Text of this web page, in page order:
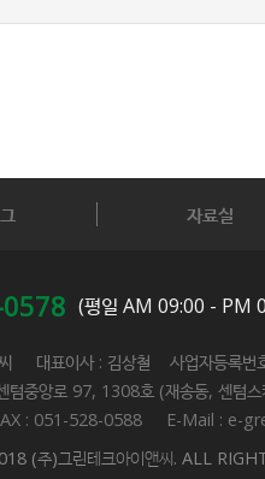
자료실
(평일 AM 09:00 - PM
씨 대표이사 : 김상철 사업자등록
텀중앙로 97, 1308호 (재송동, 센텀스
: 051-528-0588 E-Mail : e-
(주)그린테크아이앤씨. ALL